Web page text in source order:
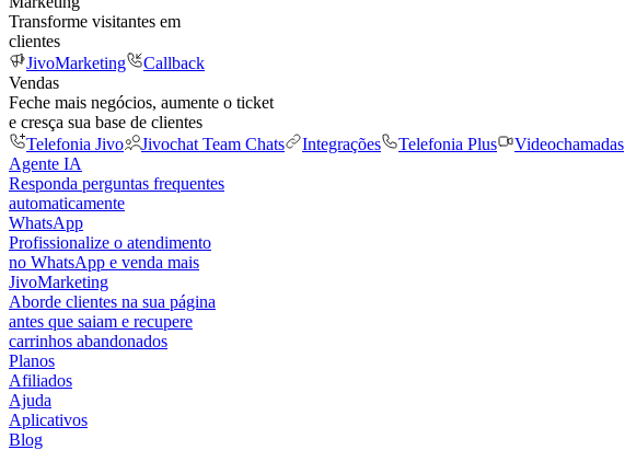
Transforme visitantes em
clientes
JivoMarketing
Callback
Vendas
Feche mais negócios, aumente o ticket
e cresça sua base de clientes
Telefonia Jivo
Jivochat Team Chats Integrações Telefonia Plus Videochamadas
Agente IA
Responda perguntas frequentes
automaticamente
WhatsApp
Profissionalize o atendimento
no WhatsApp e venda mais
JivoMarketing
Aborde clientes na sua página
antes que saiam e recupere
carrinhos abandonados
Planos
Afiliados
Ajuda
Aplicativos
Blog